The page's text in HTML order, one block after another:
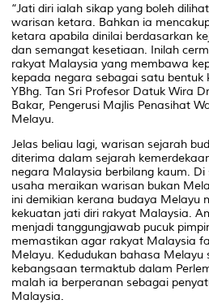
“Jati diri ialah sikap yang boleh
warisan ketara. Bahkan ia
ketara apabila dinilai berdasarkan
dan semangat kesetiaan. Inilah
rakyat Malaysia yang membawa
kepada negara sebagai satu bentuk
YBhg. Tan Sri Profesor Datuk Wira
Bakar, Pengerusi Majlis Penasihat
Melayu.
Jelas beliau lagi, warisan sejarah
diterima dalam sejarah
negara Malaysia berbilang kaum. Di
usaha meraikan warisan bukan
ini demikian kerana budaya Melayu
kekuatan jati diri rakyat Malaysia.
menjadi tanggungjawab pucuk
memastikan agar rakyat Malaysia
Melayu. Kedudukan bahasa Melayu
kebangsaan termaktub dalam
malah ia berperanan sebagai
Malaysia.